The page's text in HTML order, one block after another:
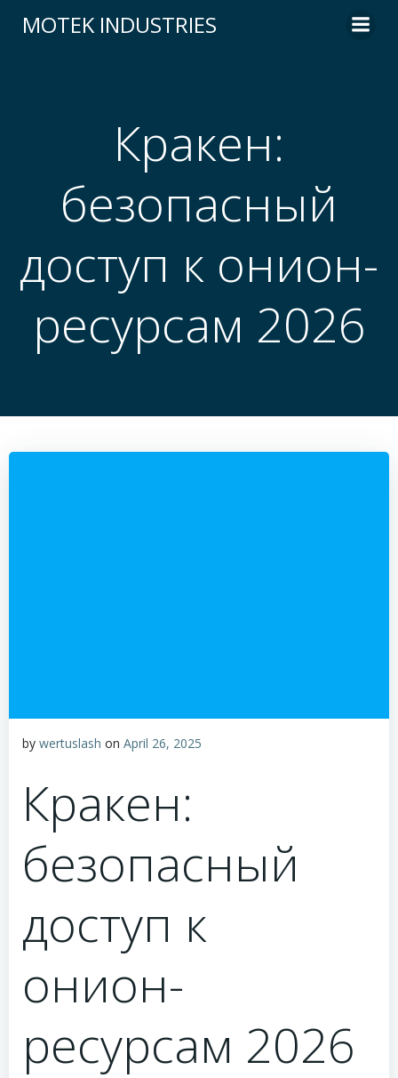
to
MOTEK INDUSTRIES
Кракен:
безопасный
доступ к онион-
ресурсам 2026
by wertuslash on April 26, 2025
Кракен:
безопасный
доступ к
онион-
ресурсам 2026